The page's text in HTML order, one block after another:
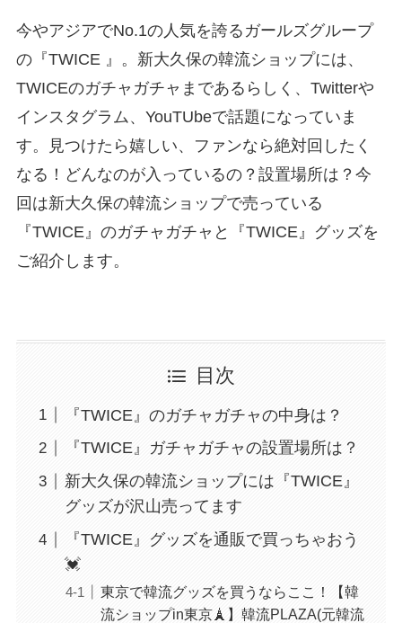
今やアジアでNo.1の人気を誇るガールズグループ
の『TWICE 』。新大久保の韓流ショップには、
TWICEのガチャガチャまであるらしく、Twitterや
インスタグラム、YouTUbeで話題になっていま
す。見つけたら嬉しい、ファンなら絶対回したく
なる！どんなのが入っているの？設置場所は？今
回は新大久保の韓流ショップで売っている
『TWICE』のガチャガチャと『TWICE』グッズを
ご紹介します。
目次
『TWICE』のガチャガチャの中身は？
『TWICE』ガチャガチャの設置場所は？
新大久保の韓流ショップには『TWICE』
グッズが沢山売ってます
『TWICE』グッズを通販で買っちゃおう
💓
東京で韓流グッズを買うならここ！【韓
流ショップin東京🗼】韓流PLAZA(元韓流